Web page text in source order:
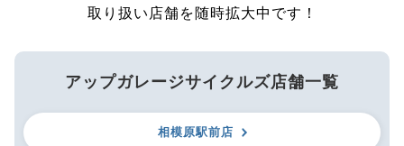
取り扱い店舗を随時拡大中です！
アップガレージサイクルズ店舗一覧
相模原駅前店